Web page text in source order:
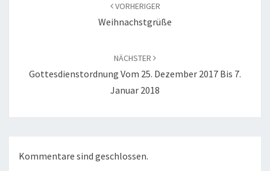
VORHERIGER
Weihnachstgrüße
NÄCHSTER
Gottesdienstordnung Vom 25. Dezember 2017 Bis 7.
Januar 2018
Kommentare sind geschlossen.